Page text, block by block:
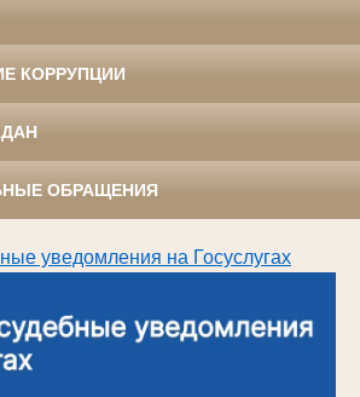
КОРРУПЦИИ
ОБРАЩЕНИЯ
уведомления на Госуслугах